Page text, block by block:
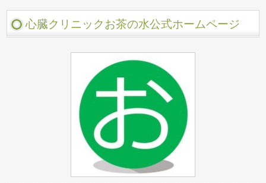
心臓クリニックお茶の水公式ホームページ